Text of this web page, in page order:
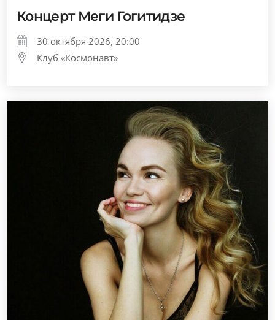
Концерт Меги Гогитидзе
30 октября 2026, 20:00
Клуб «Космонавт»